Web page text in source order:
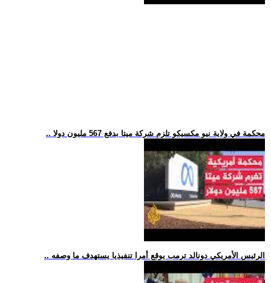
.. محكمة في ولاية نيو مكسيكو تلزم شركة ميتا بدفع 567 مليون دولا
.. الرئيس الأمريكي دونالد ترمب يوقع أمرا تنفيذيا يستهدف ما وصفه